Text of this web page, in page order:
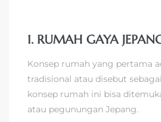
1. RUMAH GAYA
Konsep rumah yang pertama
tradisional atau disebut
konsep rumah ini bisa
atau pegunungan Jepang.